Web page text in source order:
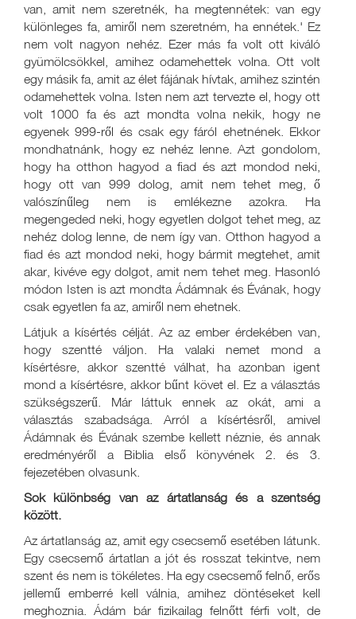
van, amit nem szeretnék, ha megtennétek: van egy
különleges fa, amiről nem szeretném, ha ennétek.' Ez
nem volt nagyon nehéz. Ezer más fa volt ott kiváló
gyümölcsökkel, amihez odamehettek volna. Ott volt
egy másik fa, amit az élet fájának hívtak, amihez szintén
odamehettek volna. Isten nem azt tervezte el, hogy ott
volt 1000 fa és azt mondta volna nekik, hogy ne
egyenek 999-ről és csak egy fáról ehetnének. Ekkor
mondhatnánk, hogy ez nehéz lenne. Azt gondolom,
hogy ha otthon hagyod a fiad és azt mondod neki,
hogy ott van 999 dolog, amit nem tehet meg, ő
valószínűleg nem is emlékezne azokra. Ha
megengeded neki, hogy egyetlen dolgot tehet meg, az
nehéz dolog lenne, de nem így van. Otthon hagyod a
fiad és azt mondod neki, hogy bármit megtehet, amit
akar, kivéve egy dolgot, amit nem tehet meg. Hasonló
módon Isten is azt mondta Ádámnak és Évának, hogy
csak egyetlen fa az, amiről nem ehetnek.
Látjuk a kísértés célját. Az az ember érdekében van,
hogy szentté váljon. Ha valaki nemet mond a
kísértésre, akkor szentté válhat, ha azonban igent
mond a kísértésre, akkor bűnt követ el. Ez a választás
szükségszerű. Már láttuk ennek az okát, ami a
választás szabadsága. Arról a kísértésről, amivel
Ádámnak és Évának szembe kellett néznie, és annak
eredményéről a Biblia első könyvének 2. és 3.
fejezetében olvasunk.
Sok különbség van az ártatlanság és a szentség
között.
Az ártatlanság az, amit egy csecsemő esetében látunk.
Egy csecsemő ártatlan a jót és rosszat tekintve, nem
szent és nem is tökéletes. Ha egy csecsemő felnő, erős
jellemű emberré kell válnia, amihez döntéseket kell
meghoznia. Ádám bár fizikailag felnőtt férfi volt, de